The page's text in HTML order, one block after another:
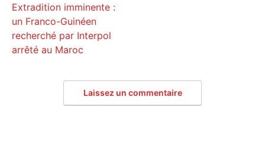
Extradition imminente :
un Franco-Guinéen
recherché par Interpol
arrêté au Maroc
Laissez un commentaire